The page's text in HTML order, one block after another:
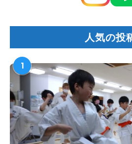
人気の投
1